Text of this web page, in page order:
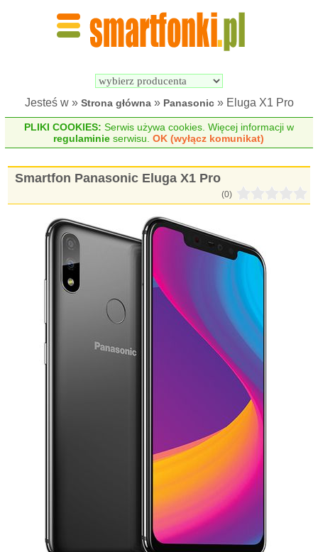
Jesteś w » Strona główna» Panasonic» Eluga X1 Pro
PLIKI COOKIES: Serwis używa cookies. Więcej informacji w
regulaminie serwisu.OK (wyłącz komunikat)
Smartfon Panasonic Eluga X1 Pro
(0)